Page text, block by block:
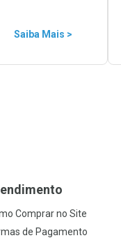
Saiba Mais >
Comprar no Site
de Pagamento